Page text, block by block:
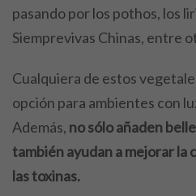
pasando por los pothos, los
Siemprevivas Chinas, entre
Cualquiera de estos
opción para ambientes con
Además, no sólo añaden
también ayudan a mejorar la
las toxinas.